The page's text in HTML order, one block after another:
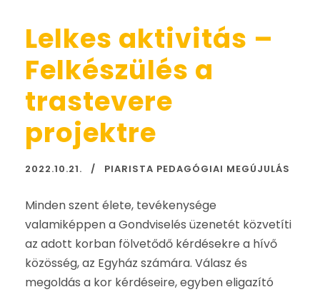
Lelkes aktivitás –
Felkészülés a
trastevere
projektre
2022.10.21. PIARISTA PEDAGÓGIAI MEGÚJULÁS
Minden szent élete, tevékenysége
valamiképpen a Gondviselés üzenetét közvetíti
az adott korban fölvetődő kérdésekre a hívő
közösség, az Egyház számára. Válasz és
megoldás a kor kérdéseire, egyben eligazító